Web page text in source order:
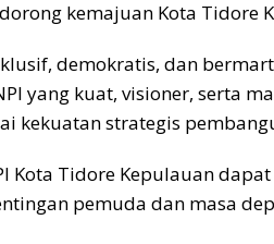
kemajuan Kota Tidore
demokratis, dan
yang kuat, visioner, serta
kekuatan strategis
Kota Tidore Kepulauan
pemuda dan masa